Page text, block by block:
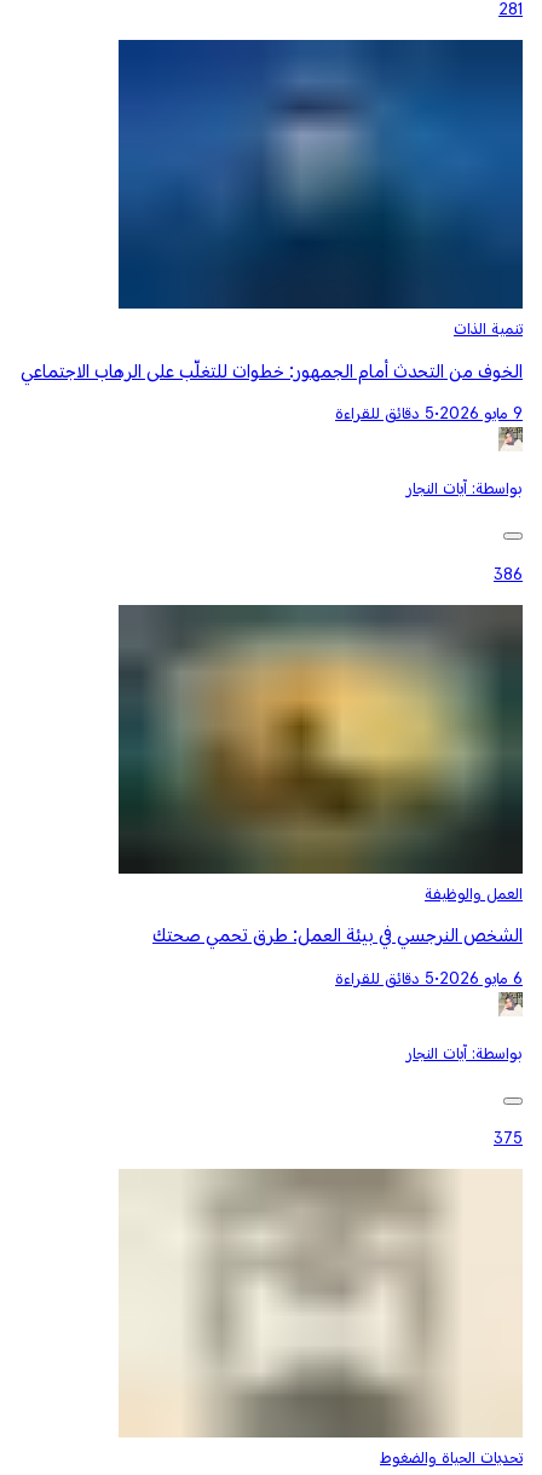
281
تنمية الذات
الخوف من التحدث أمام الجمهور: خطوات للتغلّب على الرهاب الاجتماعي
9 مايو 2026 •5 دقائق للقراءة
بواسطة: آيات النجار
386
العمل والوظيفة
الشخص النرجسي في بيئة العمل: طرق تحمي صحتك
6 مايو 2026 •5 دقائق للقراءة
بواسطة: آيات النجار
375
تحديات الحياة والضغوط